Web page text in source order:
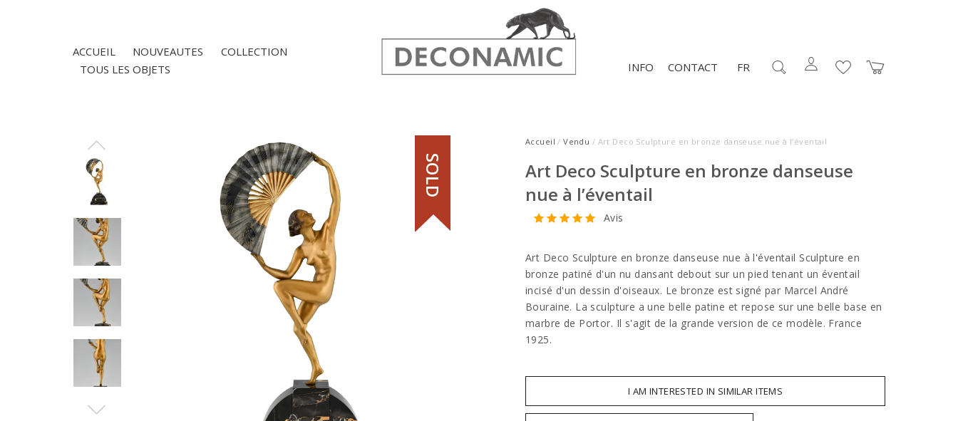
ACCUEIL NOUVEAUTES
COLLECTION
TOUS LES OBJETS
CONTACT
INFO FR
SOLD
Accueil /Vendu / Art Deco Sculpture en bronze danseuse nue à l’éventail
Art Deco Sculpture en bronze danseuse
nue à l’éventail
Avis
Art Deco Sculpture en bronze danseuse nue à l'éventail Sculpture en
bronze patiné d'un nu dansant debout sur un pied tenant un éventail
incisé d'un dessin d'oiseaux. Le bronze est signé par Marcel André
Bouraine. La sculpture a une belle patine et repose sur une belle base en
marbre de Portor. Il s'agit de la grande version de ce modèle. France
1925.
I AM INTERESTED IN SIMILAR ITEMS